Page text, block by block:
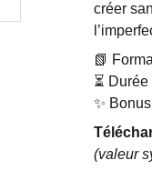
créer
📗
⏳
✨
(valeur